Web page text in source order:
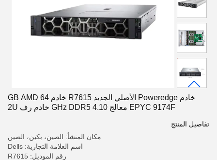
خادم Poweredge الأصلي الجديد R7615 خادم 64 GB AMD
EPYC 9174F معالج 4.10 GHz DDR5 خادم رف 2U
تفاصيل المنتج
مكان المنشأ: الصين، بكين، الصين
اسم العلامة التجارية: Dells
رقم الموديل: R7615